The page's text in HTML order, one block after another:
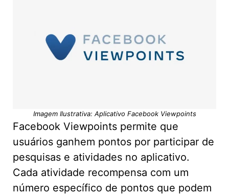
Imagem Ilustrativa: Aplicativo Facebook Viewpoints
Facebook Viewpoints permite que
usuários ganhem pontos por participar de
pesquisas e atividades no aplicativo.
Cada atividade recompensa com um
número específico de pontos que podem